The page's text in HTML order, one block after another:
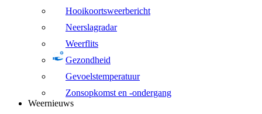
Hooikoortsweerbericht
Neerslagradar
Weerflits
Gezondheid
Gevoelstemperatuur
Zonsopkomst en -ondergang
Weernieuws